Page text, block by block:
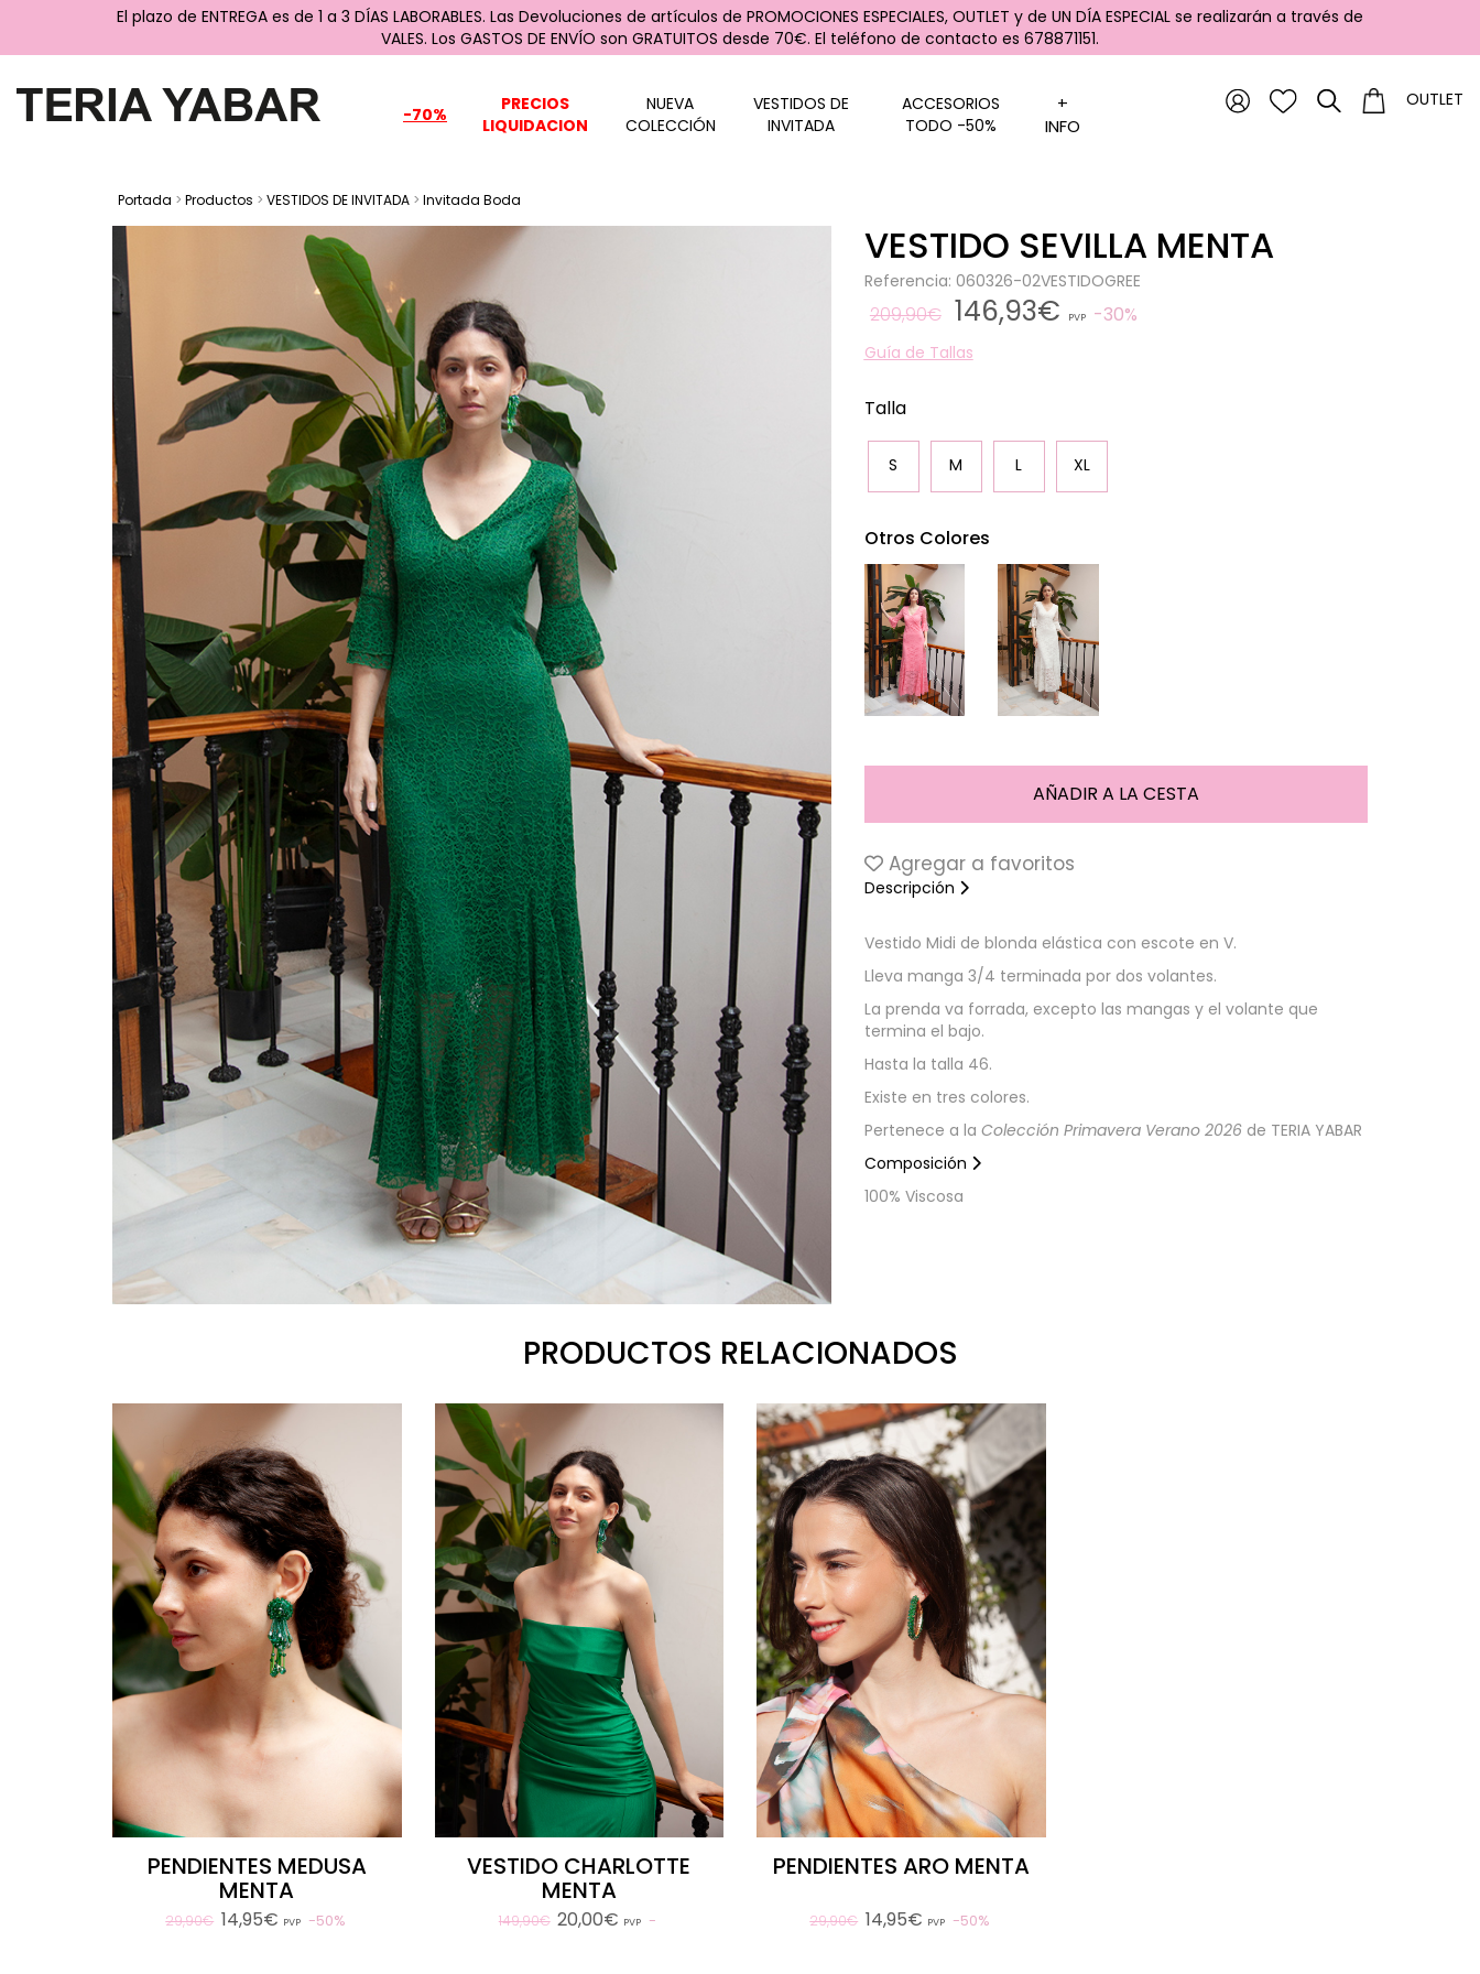
El plazo de ENTREGA es de 1 a 3 DÍAS LABORABLES. Las Devoluciones de artículos de PROMOCIONES ESPECIALES, OUTLET y de UN DÍA ESPECIAL se realizarán a través de
VALES. Los GASTOS DE ENVÍO son GRATUITOS desde 70€. El teléfono de contacto es 678871151.
OUTLET
-70%
PRECIOS
LIQUIDACION
NUEVA
COLECCIÓN
VESTIDOS DE
INVITADA
ACCESORIOS
TODO -50%
+
INFO
Portada > Productos > VESTIDOS DE INVITADA > Invitada Boda
VESTIDO SEVILLA MENTA
Referencia: 060326-02VESTIDOGREE
209,90€ 146,93€ PVP 30%
Guía de Tallas
Talla
S M L XL
Otros Colores
Agregar a favoritos
Descripción
Vestido Midi de blonda elástica con escote en V.
Lleva manga 3/4 terminada por dos volantes.
La prenda va forrada, excepto las mangas y el volante que
termina el bajo.
Hasta la talla 46.
Existe en tres colores.
Pertenece a la Colección Primavera Verano 2026de TERIA YABAR
Composición
100% Viscosa
PRODUCTOS RELACIONADOS
PENDIENTES MEDUSA
MENTA
29,90€ 14,95€ PVP 50%
VESTIDO CHARLOTTE
MENTA
149,90€ 20,00€ PVP
PENDIENTES ARO MENTA
29,90€ 14,95€ PVP 50%